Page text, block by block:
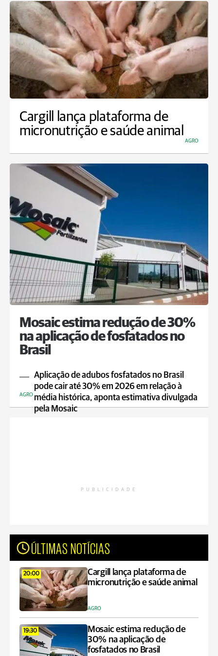
Cargill lança plataforma de
micronutrição e saúde animal
AGRO
Mosaic estima redução de 30%
na aplicação de fosfatados no
Brasil
Aplicação de adubos fosfatados no Brasil
pode cair até 30% em 2026 em relação à
média histórica, aponta estimativa divulgada
pela Mosaic
AGRO
PUBLICIDADE
ÚLTIMAS NOTÍCIAS
20:00
Cargill lança plataforma de
micronutrição e saúde animal
AGRO
19:30
Mosaic estima redução de
30% na aplicação de
fosfatados no Brasil